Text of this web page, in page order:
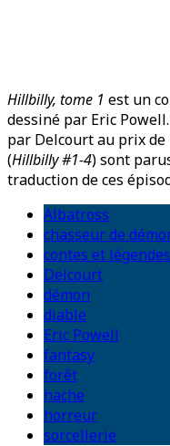
Hillbilly, tome 1 est un
dessiné par Eric
par Delcourt au prix de
(Hillbilly #1-4) sont
traduction de ces
Albatross
chasseur de
contes et légendes
Delcourt
démon
diable
Eric Powell
fantasy
forêt
hache
horreur
sorcellerie